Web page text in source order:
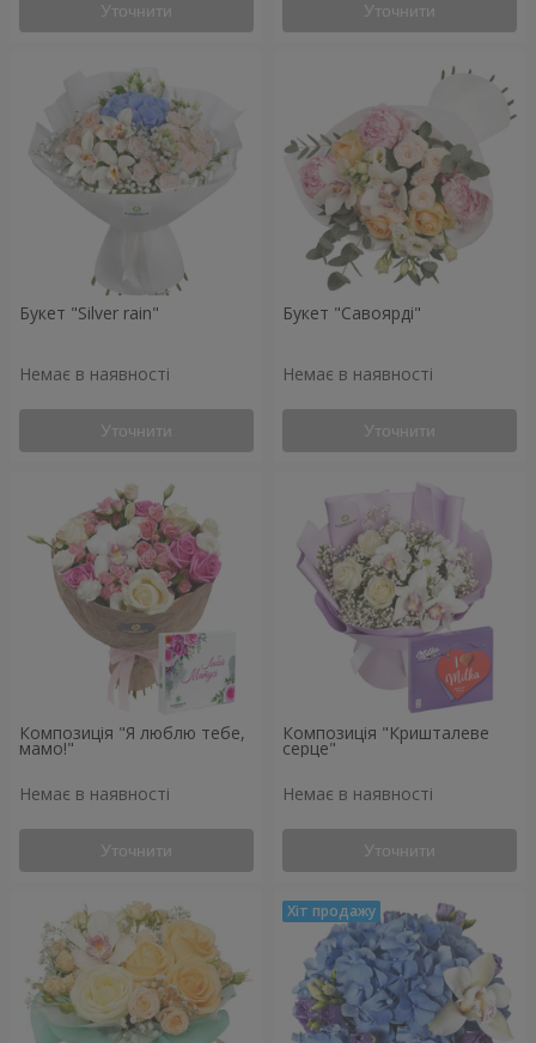
Уточнити Уточнити
Букет "Silver rain"
Немає в наявності
Уточнити
Букет "Савоярді"
Немає в наявності
Уточнити
Композиція "Я люблю тебе,
мамо!"
Немає в наявності
Уточнити
Композиція "Кришталеве
серце"
Немає в наявності
Уточнити